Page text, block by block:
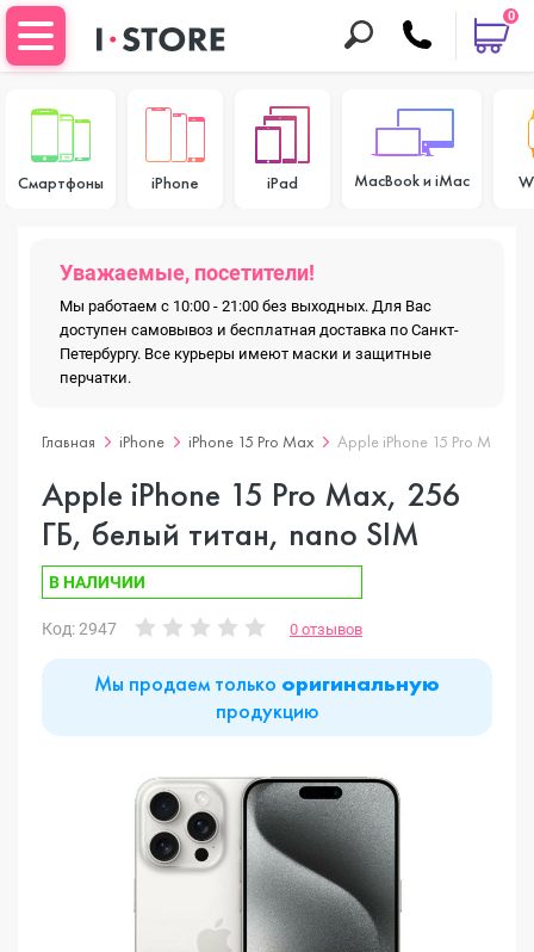
0
Смартфоны iPhone iPad MacBook и iMac
Уважаемые, посетители!
Мы работаем с 10:00 - 21:00 без выходных. Для Вас
доступен самовывоз и бесплатная доставка по Санкт-
Петербургу. Все курьеры имеют маски и защитные
перчатки.
Главная iPhone iPhone 15 Pro Max Apple iPhone 15 Pro Max,
Apple iPhone 15 Pro Max, 256
ГБ, белый титан, nano SIM
В НАЛИЧИИ
Код: 2947 0 отзывов
Мы продаем только оригинальную
продукцию